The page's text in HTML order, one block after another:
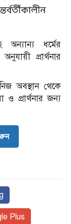
অন্যান্য ধর্মের
প্রার্থনার
অবস্থান থেকে
প্রার্থনার জন্য
Plus